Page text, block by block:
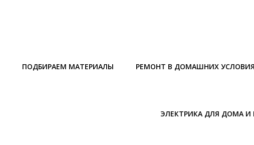
ПОДБИРАЕМ МАТЕРИАЛЫ РЕМОНТ В ДОМАШНИХ
ЭЛЕКТРИКА ДЛЯ ДОМА И